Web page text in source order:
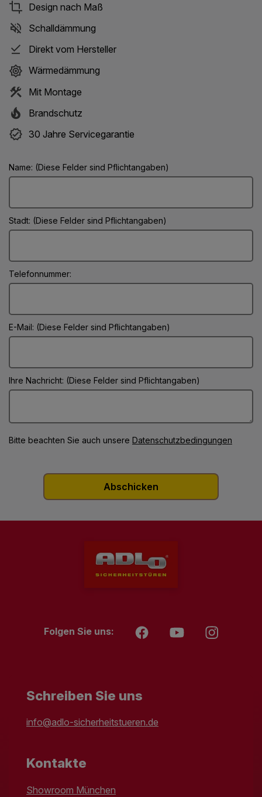
Design nach Maß
Schalldämmung
Direkt vom Hersteller
Wärmedämmung
Mit Montage
Brandschutz
30 Jahre Servicegarantie
Name: (Diese Felder sind Pflichtangaben)
Stadt: (Diese Felder sind Pflichtangaben)
Telefonnummer:
E-Mail: (Diese Felder sind Pflichtangaben)
Ihre Nachricht: (Diese Felder sind Pflichtangaben)
Bitte beachten Sie auch unsere Datenschutzbedingungen
Folgen Sie uns:
Schreiben Sie uns
info@adlo-sicherheitstueren.de
Kontakte
Showroom München